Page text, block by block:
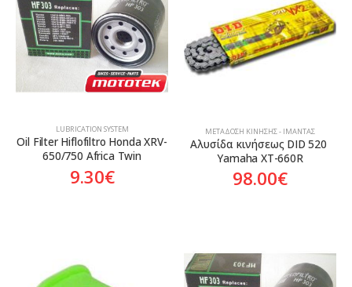
Aftermarket
LUBRICATION SYSTEM
Oil Filter Hiflofiltro Honda XRV-
650/750 Africa Twin
9.30€
ΜΕΤΆΔΟΣΗ ΚΊΝΗΣΗΣ - ΙΜΆΝΤΑΣ
Αλυσίδα κινήσεως DID 520
Yamaha XT-660R
98.00€